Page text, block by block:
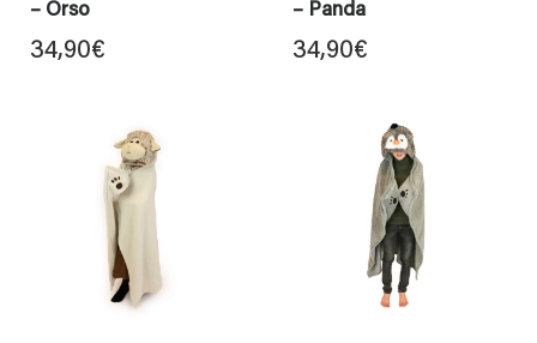
– Orso
34,90€
– Panda
34,90€